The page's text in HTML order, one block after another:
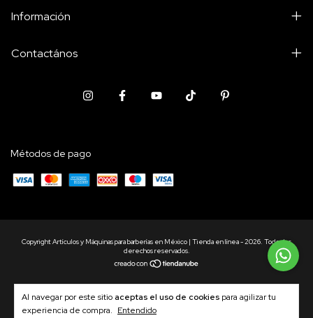
Al navegar por este sitio aceptas el uso de cookies para agilizar tu
experiencia de compra. Entendido
Información
Contactános
Métodos de pago
Copyright Artículos y Máquinas para barberías en México | Tienda en línea - 2026. Todos los
derechos reservados.